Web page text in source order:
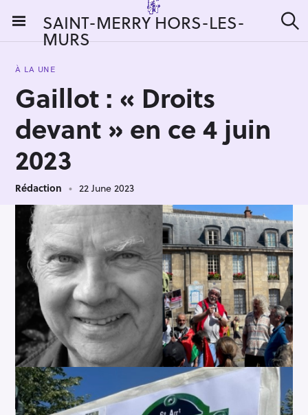
i
SAINT-MERRY HORS-LES-
MURS e
À LA UNE
Gaillot : « Droits
devant » en ce 4 juin
2023
Rédaction 22 June 2023